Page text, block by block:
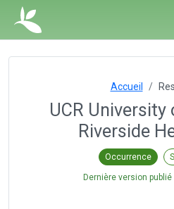
Accueil
UCR
Riverside
Occurrence
Dernière version publié